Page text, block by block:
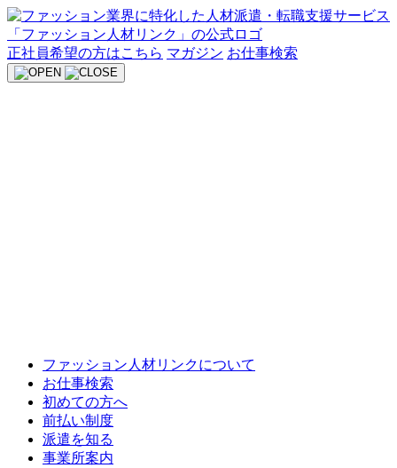
Skip
to
content
正社員希望の方はこちら マガジン お仕事検索
ファッション人材リンクについて
お仕事検索
初めての方へ
前払い制度
派遣を知る
事業所案内